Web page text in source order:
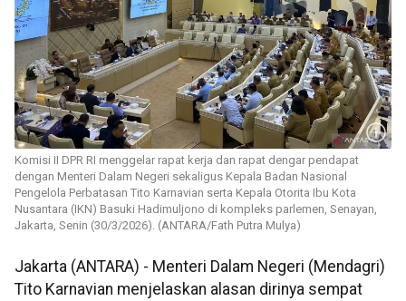
Komisi II DPR RI menggelar rapat kerja dan rapat dengar pendapat
dengan Menteri Dalam Negeri sekaligus Kepala Badan Nasional
Pengelola Perbatasan Tito Karnavian serta Kepala Otorita Ibu Kota
Nusantara (IKN) Basuki Hadimuljono di kompleks parlemen, Senayan,
Jakarta, Senin (30/3/2026). (ANTARA/Fath Putra Mulya)
Jakarta (ANTARA) - Menteri Dalam Negeri (Mendagri)
Tito Karnavian menjelaskan alasan dirinya sempat